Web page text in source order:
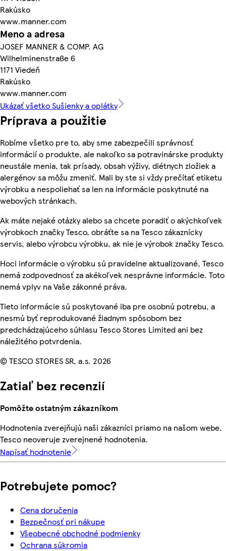
Rakúsko
www.manner.com
Meno a adresa
JOSEF MANNER & COMP. AG
Wilhelminenstraße 6
1171 Viedeň
Rakúsko
www.manner.com
Ukázať všetko Sušienky a oplátky
Príprava a použitie
Robíme všetko pre to, aby sme zabezpečili správnosť
informácií o produkte, ale nakoľko sa potravinárske produkty
neustále menia, tak prísady, obsah výživy, diétnych zložiek a
alergénov sa môžu zmeniť. Mali by ste si vždy prečítať etiketu
výrobku a nespoliehať sa len na informácie poskytnuté na
webových stránkach.
Ak máte nejaké otázky alebo sa chcete poradiť o akýchkoľvek
výrobkoch značky Tesco, obráťte sa na Tesco zákaznícky
servis, alebo výrobcu výrobku, ak nie je výrobok značky Tesco.
Hoci informácie o výrobku sú pravidelne aktualizované, Tesco
nemá zodpovednosť za akékoľvek nesprávne informácie. Toto
nemá vplyv na Vaše zákonné práva.
Tieto informácie sú poskytované iba pre osobnú potrebu, a
nesmú byť reprodukované žiadnym spôsobom bez
predchádzajúceho súhlasu Tesco Stores Limited ani bez
náležitého potvrdenia.
© TESCO STORES SR, a.s. 2026
Zatiaľ bez recenzií
Pomôžte ostatným zákazníkom
Hodnotenia zverejňujú naši zákazníci priamo na našom webe.
Tesco neoveruje zverejnené hodnotenia.
Napísať hodnotenie
Potrebujete pomoc?
Cena doručenia
Bezpečnosť pri nákupe
Všeobecné obchodné podmienky
Ochrana súkromia